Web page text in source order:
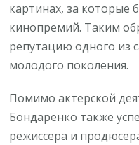
картинах, за которые
кинопремий. Таким
репутацию одного из
молодого поколения.
Помимо актерской
Бондаренко также
режиссера и